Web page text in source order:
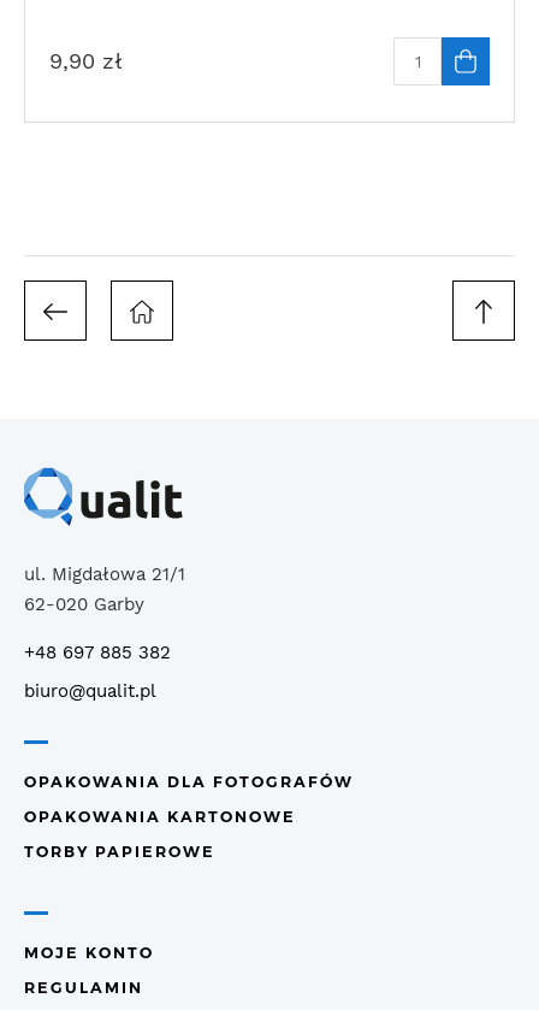
9,90 zł
ul. Migdałowa 21/1
62-020 Garby
+48 697 885 382
biuro@qualit.pl
OPAKOWANIA DLA FOTOGRAFÓW
OPAKOWANIA KARTONOWE
TORBY PAPIEROWE
MOJE KONTO
REGULAMIN